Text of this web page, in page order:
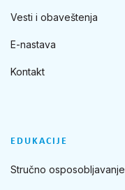
Vesti i obaveštenja
E-nastava
Kontakt
EDUKACIJE
Stručno osposobljavanje